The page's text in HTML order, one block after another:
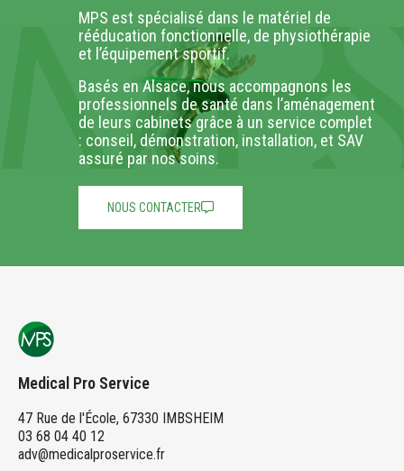
MPS est spécialisé dans le matériel de
rééducation fonctionnelle, de physiothérapie
et l’équipement sportif.
Basés en Alsace, nous accompagnons les
professionnels de santé dans l’aménagement
de leurs cabinets grâce à un service complet
: conseil, démonstration, installation, et SAV
assuré par nos soins.
NOUS CONTACTER
Medical Pro Service
47 Rue de l'École, 67330 IMBSHEIM
03 68 04 40 12
adv@medicalproservice.fr